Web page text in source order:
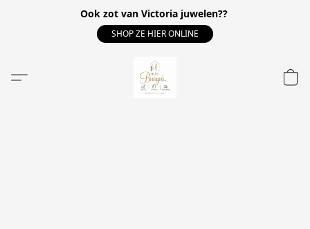
Ook zot van Victoria juwelen??
SHOP ZE HIER ONLINE